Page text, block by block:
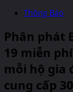
Thông Báo
Phân phát
19 miễn
mỗi hộ gia
cung cấp